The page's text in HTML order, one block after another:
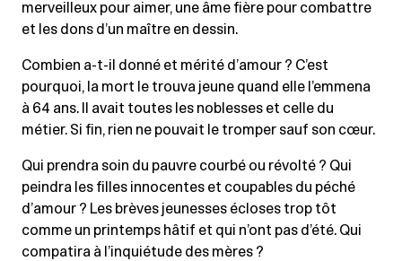
merveilleux pour aimer, une âme fière pour combattre
et les dons d’un maître en dessin.
Combien a-t-il donné et mérité d’amour ? C’est
pourquoi, la mort le trouva jeune quand elle l’emmena
à 64 ans. Il avait toutes les noblesses et celle du
métier. Si fin, rien ne pouvait le tromper sauf son cœur.
Qui prendra soin du pauvre courbé ou révolté ? Qui
peindra les filles innocentes et coupables du péché
d’amour ? Les brèves jeunesses écloses trop tôt
comme un printemps hâtif et qui n’ont pas d’été. Qui
compatira à l’inquiétude des mères ?